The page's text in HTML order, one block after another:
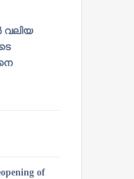
വലിയ
of